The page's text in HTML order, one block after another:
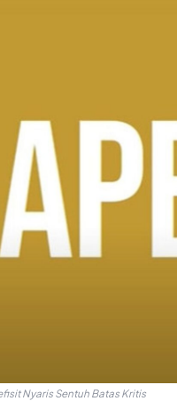
Nyaris Sentuh Batas Kritis